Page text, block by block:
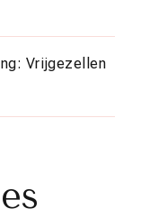
Vrijgezellen